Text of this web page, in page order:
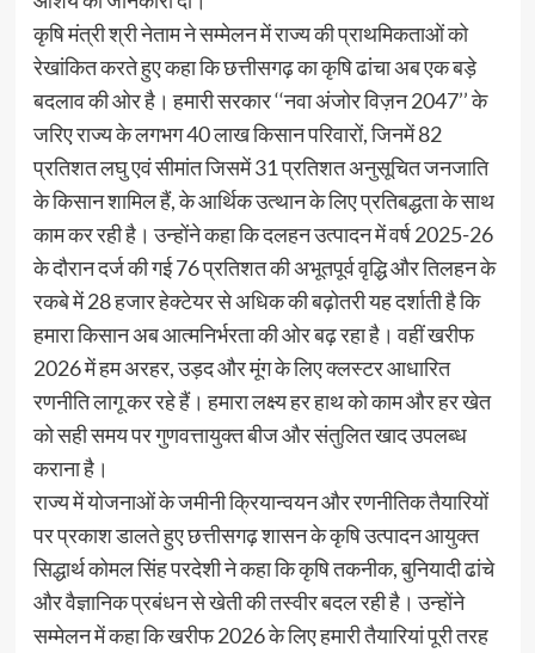
कृषि मंत्री श्री नेताम ने सम्मेलन में राज्य की प्राथमिकताओं को
रेखांकित करते हुए कहा कि छत्तीसगढ़ का कृषि ढांचा अब एक बड़े
बदलाव की ओर है। हमारी सरकार ‘‘नवा अंजोर विज़न 2047’’ के
जरिए राज्य के लगभग 40 लाख किसान परिवारों, जिनमें 82
प्रतिशत लघु एवं सीमांत जिसमें 31 प्रतिशत अनुसूचित जनजाति
के किसान शामिल हैं, के आर्थिक उत्थान के लिए प्रतिबद्धता के साथ
काम कर रही है। उन्होंने कहा कि दलहन उत्पादन में वर्ष 2025-26
के दौरान दर्ज की गई 76 प्रतिशत की अभूतपूर्व वृद्धि और तिलहन के
रकबे में 28 हजार हेक्टेयर से अधिक की बढ़ोतरी यह दर्शाती है कि
हमारा किसान अब आत्मनिर्भरता की ओर बढ़ रहा है। वहीं खरीफ
2026 में हम अरहर, उड़द और मूंग के लिए क्लस्टर आधारित
रणनीति लागू कर रहे हैं। हमारा लक्ष्य हर हाथ को काम और हर खेत
को सही समय पर गुणवत्तायुक्त बीज और संतुलित खाद उपलब्ध
कराना है।
राज्य में योजनाओं के जमीनी क्रियान्वयन और रणनीतिक तैयारियों
पर प्रकाश डालते हुए छत्तीसगढ़ शासन के कृषि उत्पादन आयुक्त
सिद्धार्थ कोमल सिंह परदेशी ने कहा कि कृषि तकनीक, बुनियादी ढांचे
और वैज्ञानिक प्रबंधन से खेती की तस्वीर बदल रही है। उन्होंने
सम्मेलन में कहा कि खरीफ 2026 के लिए हमारी तैयारियां पूरी तरह